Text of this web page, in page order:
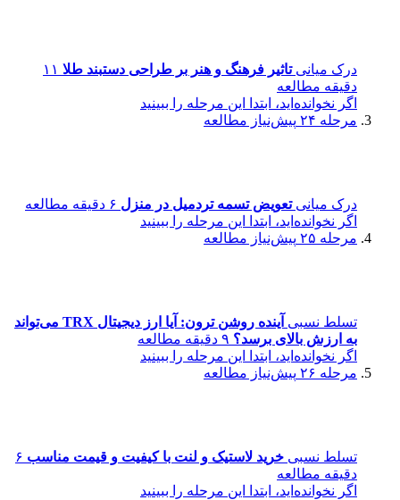
درک میانیتاثیر فرهنگ و هنر بر طراحی دستبند طلا ۱۱
دقیقه مطالعه
اگر نخوانده‌اید، ابتدا این مرحله را ببینید
مرحله ۲۴
پیش‌نیاز مطالعه
درک میانیتعویض تسمه تردمیل در منزل ۶ دقیقه مطالعه
اگر نخوانده‌اید، ابتدا این مرحله را ببینید
مرحله ۲۵
پیش‌نیاز مطالعه
تسلط نسبی
آینده روشن ترون: آیا ارز دیجیتال TRX می‌تواند
به ارزش بالای برسد؟ ۹ دقیقه مطالعه
اگر نخوانده‌اید، ابتدا این مرحله را ببینید
مرحله ۲۶
پیش‌نیاز مطالعه
تسلط نسبی خرید لاستیک و لنت با کیفیت و قیمت مناسب ۶
دقیقه مطالعه
اگر نخوانده‌اید، ابتدا این مرحله را ببینید